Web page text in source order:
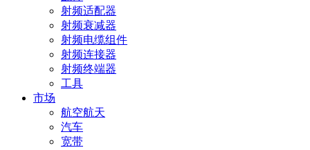
射频适配器
射频衰减器
射频电缆组件
射频连接器
射频终端器
工具
市场
航空航天
汽车
宽带